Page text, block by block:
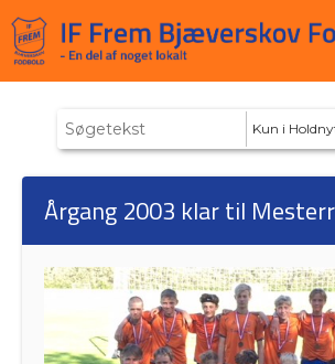
Kun i
Årgang 2003 klar til